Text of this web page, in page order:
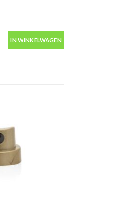
IN WINKELWAGEN